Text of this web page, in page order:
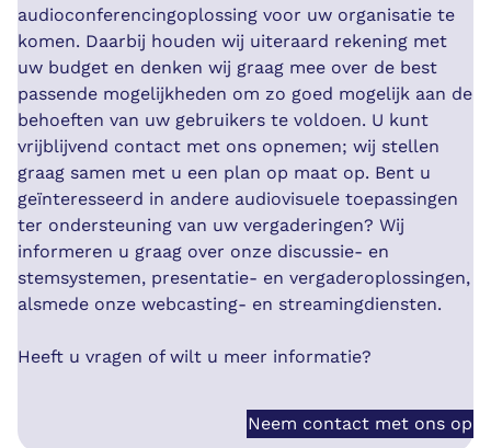
audioconferencingoplossing voor uw organisatie te
komen. Daarbij houden wij uiteraard rekening met
uw budget en denken wij graag mee over de best
passende mogelijkheden om zo goed mogelijk aan de
behoeften van uw gebruikers te voldoen. U kunt
vrijblijvend contact met ons opnemen; wij stellen
graag samen met u een plan op maat op. Bent u
geïnteresseerd in andere audiovisuele toepassingen
ter ondersteuning van uw vergaderingen? Wij
informeren u graag over onze discussie- en
stemsystemen, presentatie- en vergaderoplossingen,
alsmede onze webcasting- en streamingdiensten.
Heeft u vragen of wilt u meer informatie?
Neem contact met ons op